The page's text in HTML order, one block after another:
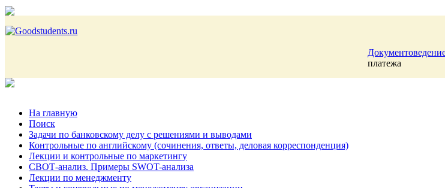
платежа
На главную
Поиск
Задачи по банковскому делу с решениями и выводами
Контрольные по английскому (сочинения, ответы, деловая корреспонденция)
Лекции и контрольные по маркетингу
СВОТ-анализ. Примеры SWOT-анализа
Лекции по менеджменту